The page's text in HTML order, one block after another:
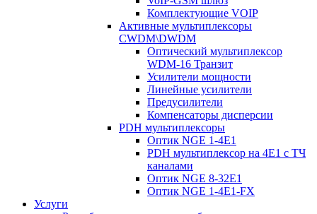
Комплектующие VOIP
Активные мультиплексоры
CWDM\DWDM
Оптический мультиплексор
WDM-16 Транзит
Усилители мощности
Линейные усилители
Предусилители
Компенсаторы дисперсии
PDH мультиплексоры
Оптик NGE 1-4E1
PDH мультиплексор на 4Е1 с ТЧ
каналами
Оптик NGE 8-32E1
Оптик NGE 1-4E1-FX
Услуги